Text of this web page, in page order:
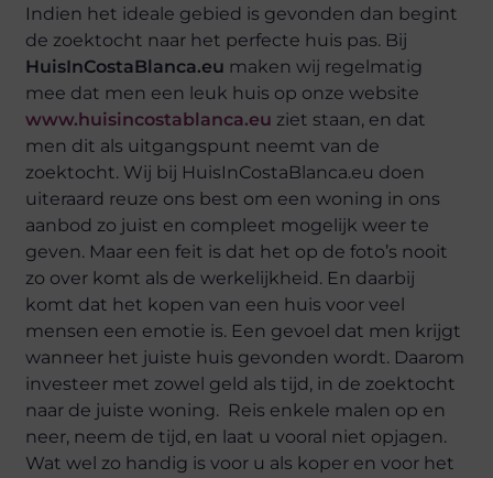
Indien het ideale gebied is gevonden dan begint
de zoektocht naar het perfecte huis pas. Bij
HuisInCostaBlanca.eu maken wij regelmatig
mee dat men een leuk huis op onze website
www.huisincostablanca.eu ziet staan, en dat
men dit als uitgangspunt neemt van de
zoektocht. Wij bij HuisInCostaBlanca.eu doen
uiteraard reuze ons best om een woning in ons
aanbod zo juist en compleet mogelijk weer te
geven. Maar een feit is dat het op de foto’s nooit
zo over komt als de werkelijkheid. En daarbij
komt dat het kopen van een huis voor veel
mensen een emotie is. Een gevoel dat men krijgt
wanneer het juiste huis gevonden wordt. Daarom
investeer met zowel geld als tijd, in de zoektocht
naar de juiste woning. Reis enkele malen op en
neer, neem de tijd, en laat u vooral niet opjagen.
Wat wel zo handig is voor u als koper en voor het